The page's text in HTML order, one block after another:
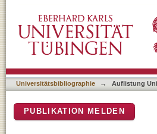
Universitätsbibliographie → Auflistung
PUBLIKATION MELDEN